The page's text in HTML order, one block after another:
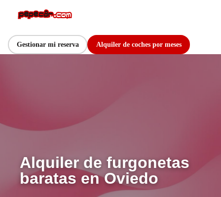
Gestionar mi reserva Alquiler de coches por meses
Alquiler de furgonetas
baratas en Oviedo